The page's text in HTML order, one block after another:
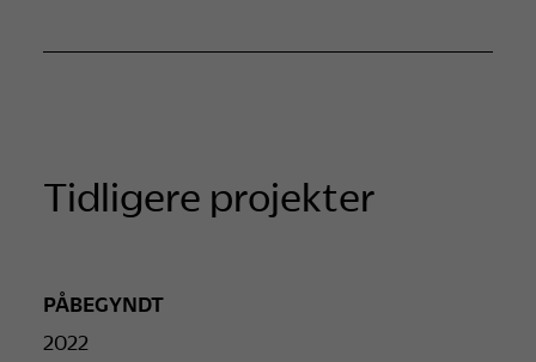
Tidligere projekter
PÅBEGYNDT
2022